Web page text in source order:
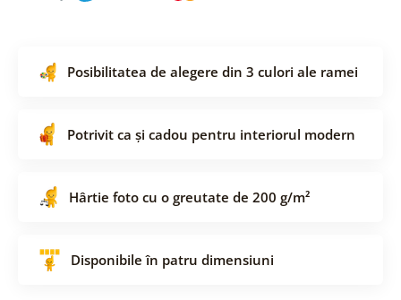
Posibilitatea de alegere din 3 culori ale ramei
Potrivit ca și cadou pentru interiorul modern
Hârtie foto cu o greutate de 200 g/m²
Disponibile în patru dimensiuni